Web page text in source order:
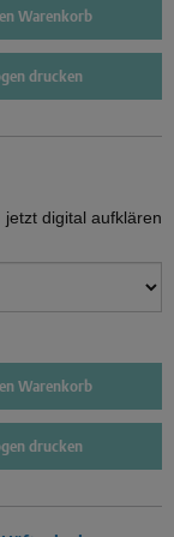
Warenkorb
drucken
jetzt digital aufklären
Warenkorb
drucken